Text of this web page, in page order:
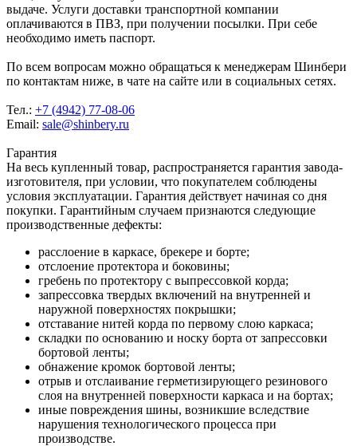
выдаче. Услуги доставки транспортной компании
оплачиваются в ПВЗ, при получении посылки. При себе
необходимо иметь паспорт.
По всем вопросам можно обращаться к менеджерам Шинбери
по контактам ниже, в чате на сайте или в социальных сетях.
Тел.: +7 (4942) 77-08-06
Email: sale@shinbery.ru
Гарантия
На весь купленный товар, распространяется гарантия завода-
изготовителя, при условии, что покупателем соблюдены
условия эксплуатации. Гарантия действует начиная со дня
покупки. Гарантийным случаем признаются следующие
производственные дефекты:
расслоение в каркасе, брекере и борте;
отслоение протектора и боковины;
гребень по протектору с выпрессовкой корда;
запрессовка твердых включений на внутренней и
наружной поверхностях покрышки;
отставание нитей корда по первому слою каркаса;
складки по основанию и носку борта от запрессовки
бортовой ленты;
обнажение кромок бортовой ленты;
отрыв и отслаивание герметизирующего резинового
слоя на внутренней поверхности каркаса и на бортах;
иные повреждения шины, возникшие вследствие
нарушения технологического процесса при
производстве.